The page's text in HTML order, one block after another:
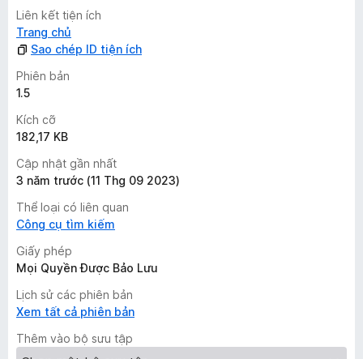
à
o
Liên kết tiện ích
Trang chủ
Sao chép ID tiện ích
Phiên bản
1.5
Kích cỡ
182,17 KB
Cập nhật gần nhất
3 năm trước (11 Thg 09 2023)
Thể loại có liên quan
Công cụ tìm kiếm
Giấy phép
Mọi Quyền Được Bảo Lưu
Lịch sử các phiên bản
Xem tất cả phiên bản
Thêm vào bộ sưu tập